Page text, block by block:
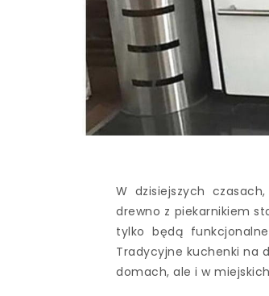
W dzisiejszych
drewno z piekarnikiem
tylko będą
Tradycyjne kuchenki na
domach, ale i w